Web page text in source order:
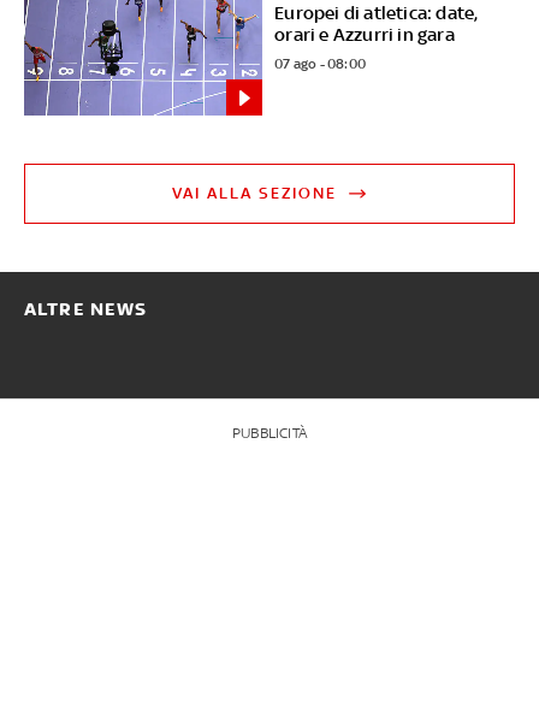
Europei di atletica: date,
orari e Azzurri in gara
07 ago - 08:00
VAI ALLA SEZIONE
ALTRE NEWS
PUBBLICITÀ